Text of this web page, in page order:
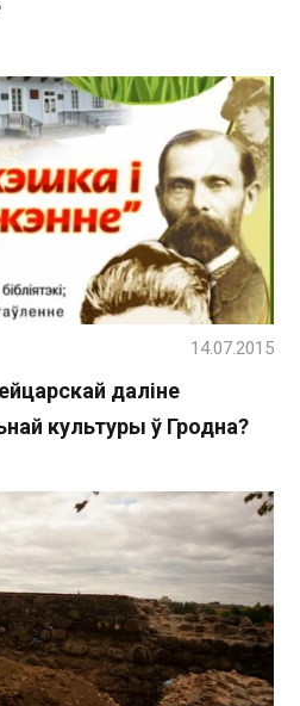
даліне
культуры ў Гродна?
14.07.2015